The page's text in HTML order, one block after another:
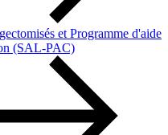
et Programme d'aide
(SAL-PAC)